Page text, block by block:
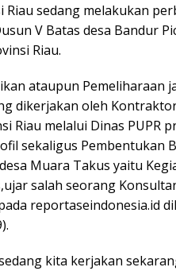
Riau sedang melakukan
V Batas desa Bandur
Riau.
ataupun Pemeliharaan
dikerjakan oleh
Riau melalui Dinas PUPR
sekaligus Pembentukan
Muara Takus yaitu
salah seorang
reportaseindonesia.id
kita kerjakan